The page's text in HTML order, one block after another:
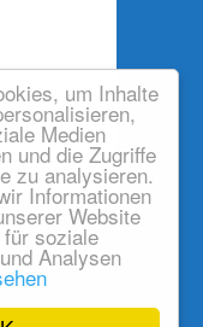
um Inhalte
Medien
und die Zugriffe
zu analysieren.
Informationen
Website
soziale
Analysen